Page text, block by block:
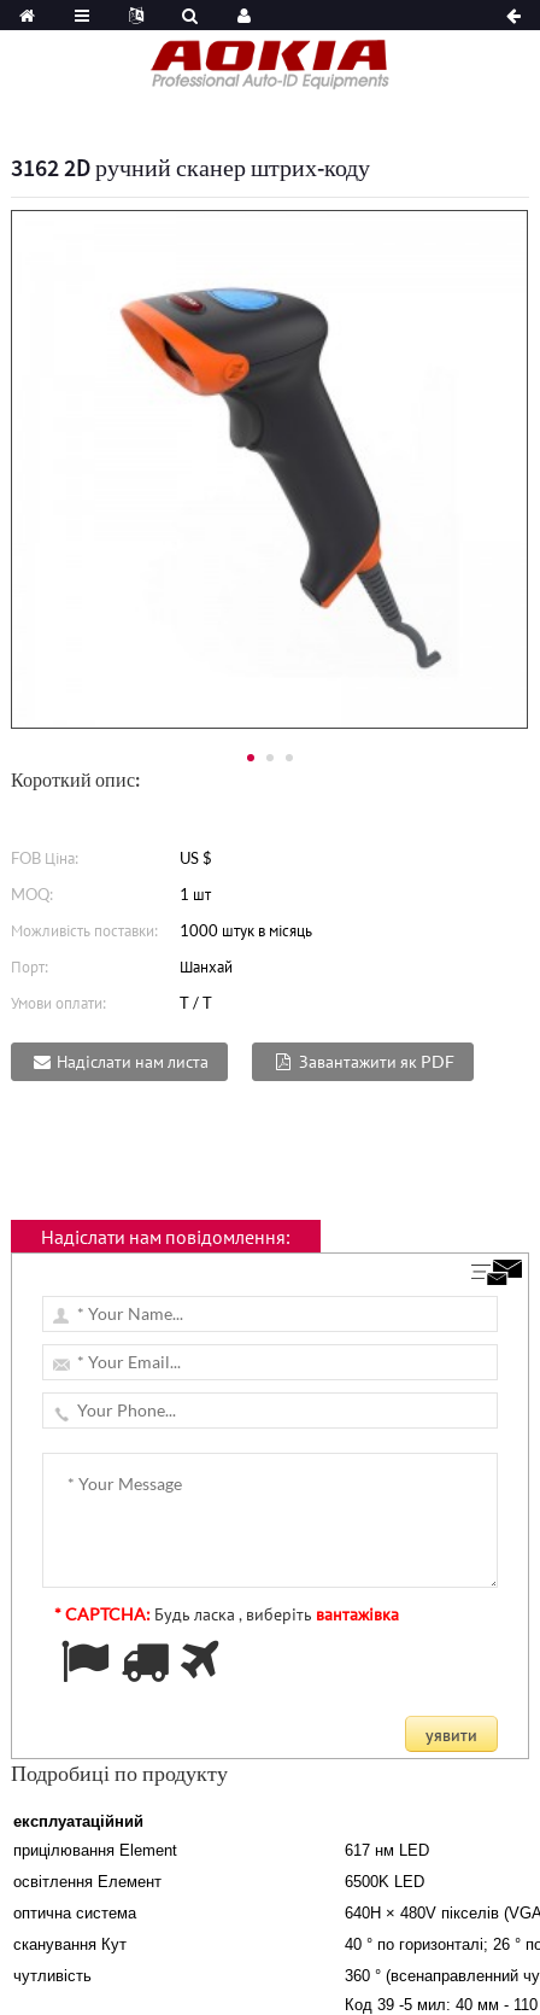
3162 2D ручний сканер штрих-коду
Короткий опис:
FOB Ціна:
US $
MOQ:
1 шт
Можливість поставки:
1000 штук в місяць
Порт:
Шанхай
Умови оплати:
T / T
Надіслати нам листа Завантажити як PDF
Надіслати нам повідомлення:
* CAPTCHA: Будь ласка , виберіть вантажівка
Подробиці по продукту
експлуатаційний
прицілювання Element
617 нм LED
освітлення Елемент
6500K LED
оптична система
640H × 480V пікселів
сканування Кут
40 ° по горизонталі; 26 °
чутливість
360 ° (всенаправленний
Код 39 -5 мил: 40 мм -